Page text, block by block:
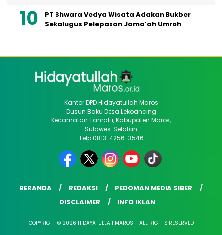
PT Shwara Vedya Wisata Adakan Bukber
Sekalugus Pelepasan Jama’ah Umroh
Kantor DPD Hidayatullah Maros
Dusun Baku Desa Lekoancing
Kecamatan Tanralili, Kabupaten Maros,
Sulawesi Selatan
Telp 0813-4256-3546
BERANDA REDAKSI
PEDOMAN MEDIA SIBER
DISCLAIMER
INFO IKLAN
COPYRIGHT © 2026 HIDAYATULLAH MAROS - ALL RIGHTS RESERVED